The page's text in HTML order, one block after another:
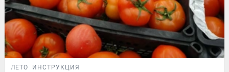
ЛЕТО ИНСТРУКЦИЯ